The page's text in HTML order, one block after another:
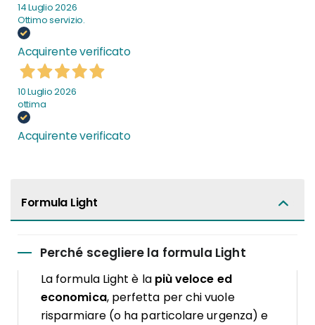
14 Luglio 2026
Ottimo servizio.
Acquirente verificato
10 Luglio 2026
ottima
Acquirente verificato
Formula Light
Perché scegliere la formula Light
La formula Light è la più veloce ed
economica, perfetta per chi vuole
risparmiare (o ha particolare urgenza) e